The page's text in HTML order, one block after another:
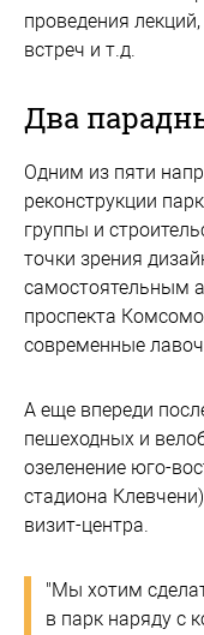
проведения
встреч и т.д.
Два
Одним из пяти
реконструкции
группы и
точки зрения
самостоятельным
проспекта
современные
А еще впереди
пешеходных и
озеленение юго-
стадиона
визит-центра.
"Мы хотим
в парк наряду с